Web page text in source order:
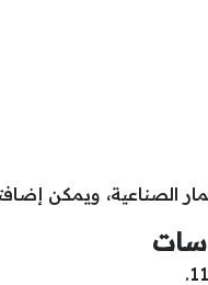
الصناعية، ويمكن
سات